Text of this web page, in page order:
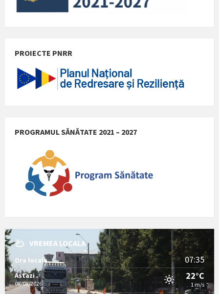
PROIECTE PNRR
PROGRAMUL SĂNĂTATE 2021 – 2027
VREMEA LOCALA
Ora locala 07:35
Astazi
08/08/2026
22°C
1 m/s